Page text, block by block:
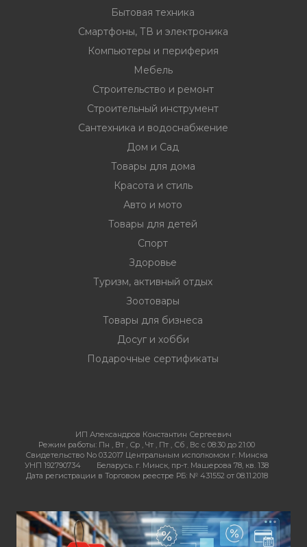
Бытовая техника
Смартфоны, ТВ и электроника
Компьютеры и периферия
Мебель
Строительство и ремонт
Строительный инструмент
Сантехника и водоснабжение
Дом и Сад
Товары для дома
Красота и стиль
Авто и мото
Товары для детей
Спорт
Здоровье
Туризм, активный отдых
Зоотовары
Товары для бизнеса
Досуг и хобби
Подарочные сертификаты
ИП Александров Константин Сергеевич
Режим работы: Пн , Вт , Ср , Чт , Пт , Сб , Вс c 08:30 до 21:00
Свидетельство No 03.2017 Центральным исполкомом г. Минска
УНП 192790734
Беларусь. г. Минск, пр-т. Машерова 78, кв. 138
Дата регистрации в Торговом реестре РБ: № 431552 от 08.11.2018